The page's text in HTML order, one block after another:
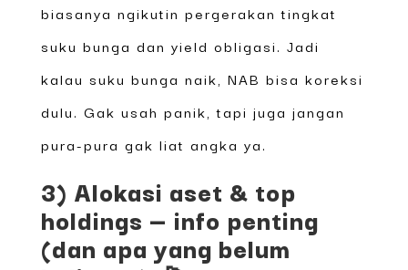
biasanya ngikutin pergerakan tingkat
suku bunga dan yield obligasi. Jadi
kalau suku bunga naik, NAB bisa koreksi
dulu. Gak usah panik, tapi juga jangan
pura-pura gak liat angka ya.
3) Alokasi aset & top
holdings — info penting
(dan apa yang belum